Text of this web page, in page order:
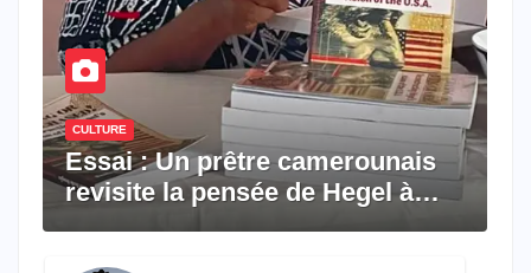
CULTURE
Essai : Un prêtre camerounais
revisite la pensée de Hegel à